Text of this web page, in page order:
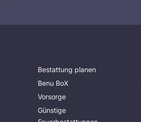
Bestattung planen
Benu BoX
Vorsorge
Günstige